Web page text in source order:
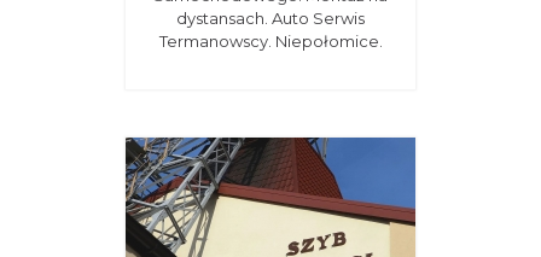
dystansach. Auto Serwis
Termanowscy. Niepołomice.